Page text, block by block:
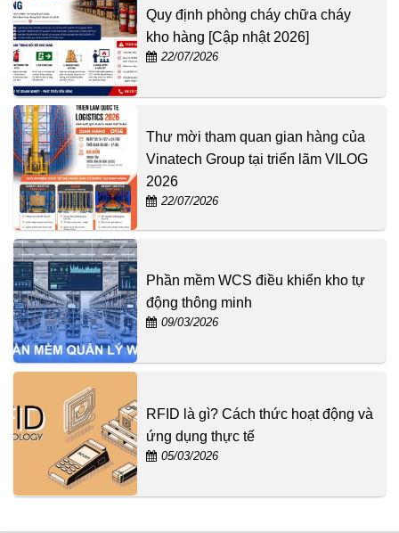
Quy định phòng cháy chữa cháy
kho hàng [Cập nhật 2026]
22/07/2026
Thư mời tham quan gian hàng của
Vinatech Group tại triển lãm VILOG
2026
22/07/2026
Phần mềm WCS điều khiển kho tự
động thông minh
09/03/2026
RFID là gì? Cách thức hoạt động và
ứng dụng thực tế
05/03/2026